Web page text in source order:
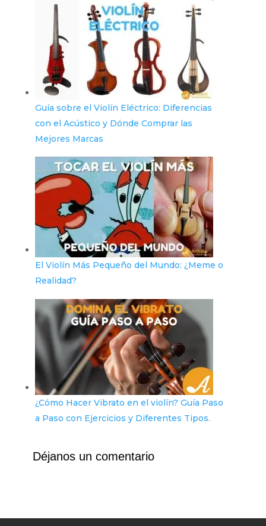
Guía sobre el Violín Eléctrico: Diferencias
con el Acústico y Dónde Comprar las
Mejores Marcas
El Violín Más Pequeño del Mundo: ¿Meme o
Realidad?
¿Cómo Hacer Vibrato en el violín? Guía Paso
a Paso con Ejercicios y Diferentes Tipos.
Déjanos un comentario